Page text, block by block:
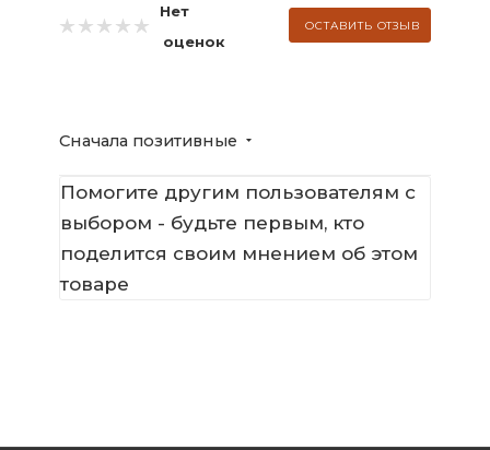
Нет
оценок
ОСТАВИТЬ ОТЗЫВ
Сначала позитивные
Помогите другим пользователям с
выбором - будьте первым, кто
поделится своим мнением об этом
товаре